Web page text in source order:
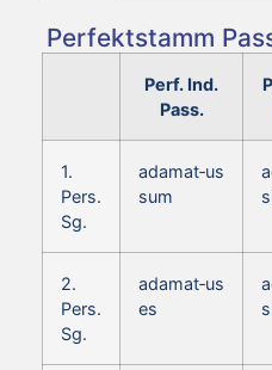
Perfektstamm
Perf. Ind.
Pass.
1.
Pers.
Sg.
adamat‑us
sum
2.
Pers.
Sg.
adamat‑us
es